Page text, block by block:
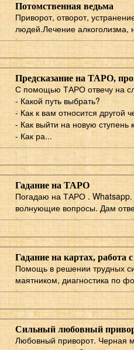
Потомственная ведьма
Приворот, отворот,
людей.Лечение алкоголизма,
Предсказание на ТАРО,
С помощью ТАРО отвечу на
- Какой путь выбрать?
- Как к вам относится другой
- Как выйти на новую ступень
- Как ра...
Гадание на ТАРО
Погадаю на ТАРО . Whatsapp.
волнующие вопросы. Дам
Гадание на картах, работа
Помощь в решении трудных
маятником, диагностика по
Сильный любовный
Любовный приворот. Черная